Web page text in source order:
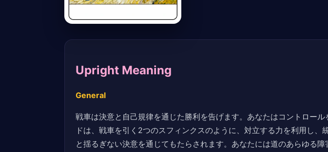
Upright Meaning
General
戦車は決意と自己規律を通じた勝利を告げます。あなたはコントロー
ドは、戦車を引く2つのスフィンクスのように、対立する力を利用し
と揺るぎない決意を通じてもたらされます。あなたには道のあらゆる